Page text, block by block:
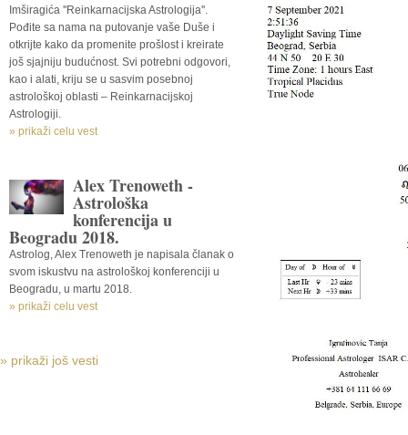
Imširagića ''Reinkarnacijska Astrologija''.
Pođite sa nama na putovanje vaše Duše i
otkrijte kako da promenite prošlost i kreirate
još sjajniju budućnost. Svi potrebni odgovori,
kao i alati, kriju se u sasvim posebnoj
astrološkoj oblasti – Reinkarnacijskoj
Astrologiji.
» prikaži celu vest
Alex Trenoweth -
Astrološka
konferencija u
Beogradu 2018.
Astrolog, Alex Trenoweth je napisala članak o
svom iskustvu na astrološkoj konferenciji u
Beogradu, u martu 2018.
» prikaži celu vest
» prikaži još vesti